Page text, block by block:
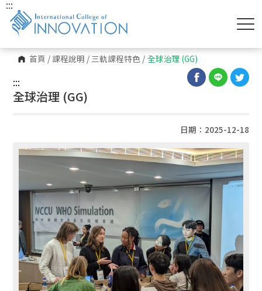
首頁 / 課程說明 / 三軌課程特色 / 全球治理 (GG)
:::
:::
全球治理 (GG)
日期：2025-12-18